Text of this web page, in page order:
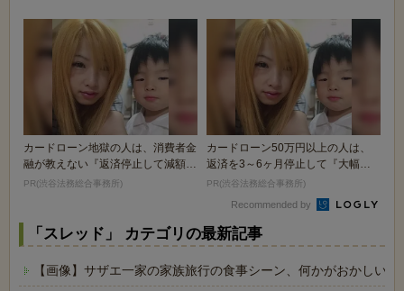
カードローン地獄の人は、消費者金
融が教えない『返済停止して減額・
免除する方法』で...
PR(渋谷法務総合事務所)
カードローン50万円以上の人は、
返済を3～6ヶ月停止して『大幅に
減額してから返済...
PR(渋谷法務総合事務所)
Recommended by
「スレッド」 カテゴリの最新記事
【画像】サザエ一家の家族旅行の食事シーン、何かがおかしいｗ